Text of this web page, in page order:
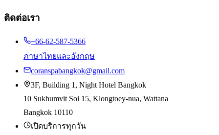
ติดต่อเรา
+66-62-587-5366
ภาษาไทยและอังกฤษ
coranspabangkok@gmail.com
3F, Building 1, Night Hotel Bangkok
10 Sukhumvit Soi 15, Klongtoey-nua, Wattana
Bangkok 10110
เปิดบริการทุกวัน